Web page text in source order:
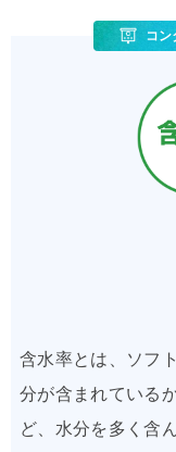
コン
含水率とは、ソフ
分が含まれている
ど、水分を多く含